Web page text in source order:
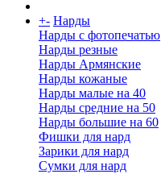
+- Нарды
Нарды с фотопечатью
Нарды резные
Нарды Армянские
Нарды кожаные
Нарды малые на 40
Нарды средние на 50
Нарды большие на 60
Фишки для нард
Зарики для нард
Сумки для нард